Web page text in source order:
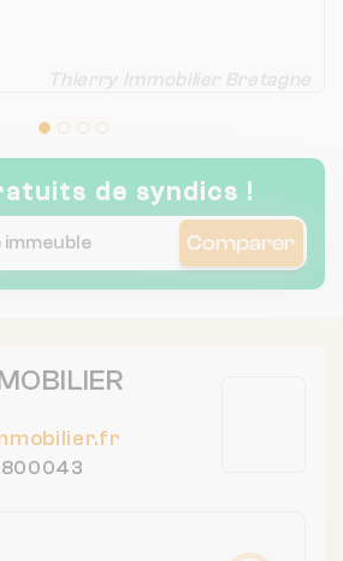
Thierry Immobilier Bretagne
de syndics !
Comparer